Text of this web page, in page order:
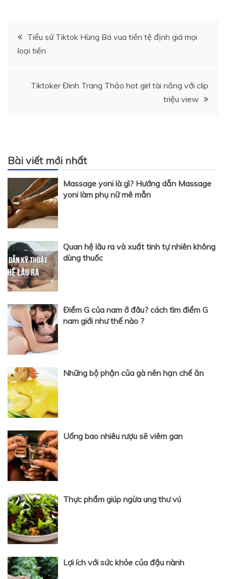
Điều
hướng
Tiểu sử Tiktok Hùng Bá vua tiền tệ định giá mọi
loại tiền
Tiktoker Đinh Trang Thảo hot girl tài năng với clip
triệu view
Bài viết mới nhất
Massage yoni là gì? Hướng dẫn Massage
yoni làm phụ nữ mê mẫn
Quan hệ lâu ra và xuất tinh tự nhiên không
dùng thuốc
Điểm G của nam ở đâu? cách tìm điểm G
nam giới như thế nào ?
Những bộ phận của gà nên hạn chế ăn
Uống bao nhiêu rượu sẽ viêm gan
Thực phẩm giúp ngừa ung thư vú
Lợi ích với sức khỏe của đậu nành